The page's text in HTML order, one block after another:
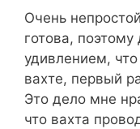
Очень
готова,
удивлением,
вахте, первый
Это дело мне
что вахта